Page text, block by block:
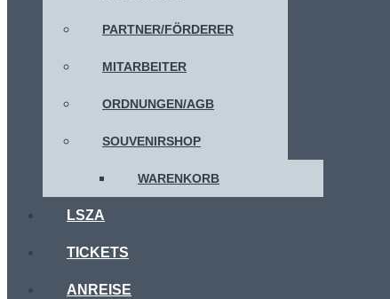
PARTNER/FÖRDERER
MITARBEITER
ORDNUNGEN/AGB
SOUVENIRSHOP
WARENKORB
LSZA
TICKETS
ANREISE